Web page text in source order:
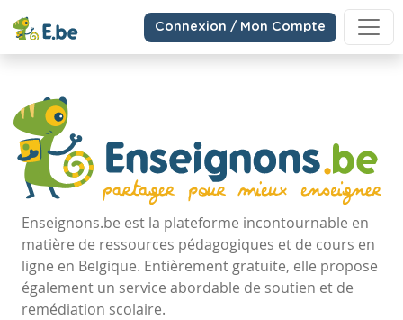
Connexion / Mon Compte
Enseignons.be est la plateforme incontournable en
matière de ressources pédagogiques et de cours en
ligne en Belgique. Entièrement gratuite, elle propose
également un service abordable de soutien et de
remédiation scolaire.